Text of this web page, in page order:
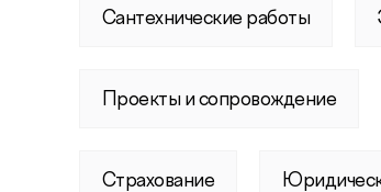
Сантехнические работы
Проекты и сопровождение
Страхование